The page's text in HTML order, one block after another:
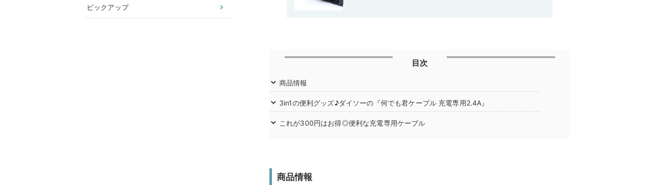
ピックアップ
目次
商品情報
3in1の便利グッズ♪ダイソーの『何でも君ケーブル 充電専用2.4A』
これが300円はお得◎便利な充電専用ケーブル
商品情報